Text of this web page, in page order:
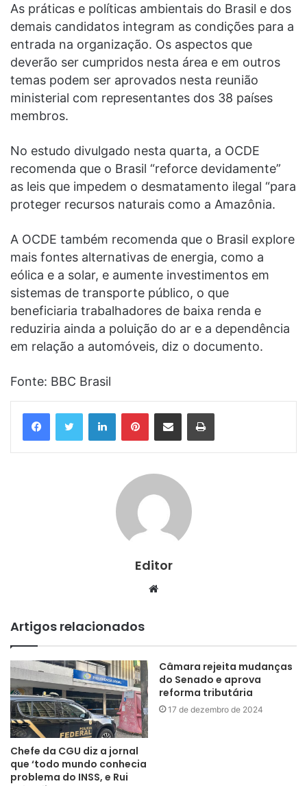
As práticas e políticas ambientais do Brasil e dos
demais candidatos integram as condições para a
entrada na organização. Os aspectos que
deverão ser cumpridos nesta área e em outros
temas podem ser aprovados nesta reunião
ministerial com representantes dos 38 países
membros.
No estudo divulgado nesta quarta, a OCDE
recomenda que o Brasil “reforce devidamente”
as leis que impedem o desmatamento ilegal “para
proteger recursos naturais como a Amazônia.
A OCDE também recomenda que o Brasil explore
mais fontes alternativas de energia, como a
eólica e a solar, e aumente investimentos em
sistemas de transporte público, o que
beneficiaria trabalhadores de baixa renda e
reduziria ainda a poluição do ar e a dependência
em relação a automóveis, diz o documento.
Fonte: BBC Brasil
LinkedinPinterestCompartilhar via e-mail Imprimir
Editor
Website
Artigos relacionados
Chefe da CGU diz a jornal
que ‘todo mundo conhecia
problema do INSS, e Rui
Câmara rejeita mudanças
do Senado e aprova
reforma tributária
17 de dezembro de 2024